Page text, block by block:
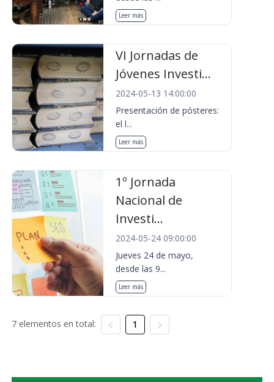
Leer más
VI Jornadas de
Jóvenes Investi...
2024-05-13 14:00:00
Presentación de pósteres:
el l...
Leer más
1º Jornada
Nacional de
Investi...
2024-05-24 09:00:00
Jueves 24 de mayo,
desde las 9...
Leer más
7 elementos en total: 1